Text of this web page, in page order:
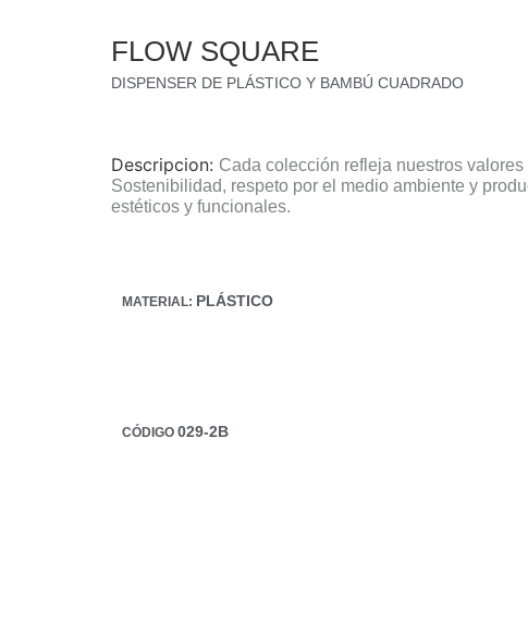
FLOW SQUARE
DISPENSER DE PLÁSTICO Y BAMBÚ CUADRADO
Descripcion: Cada colección refleja nuestros
Sostenibilidad, respeto por el medio ambiente y
estéticos y funcionales.
MATERIAL: PLÁSTICO
CÓDIGO 029-2B